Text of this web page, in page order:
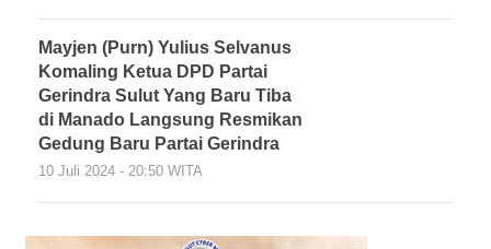
Mayjen (Purn) Yulius Selvanus
Komaling Ketua DPD Partai
Gerindra Sulut Yang Baru Tiba
di Manado Langsung Resmikan
Gedung Baru Partai Gerindra
10 Juli 2024 - 20:50 WITA